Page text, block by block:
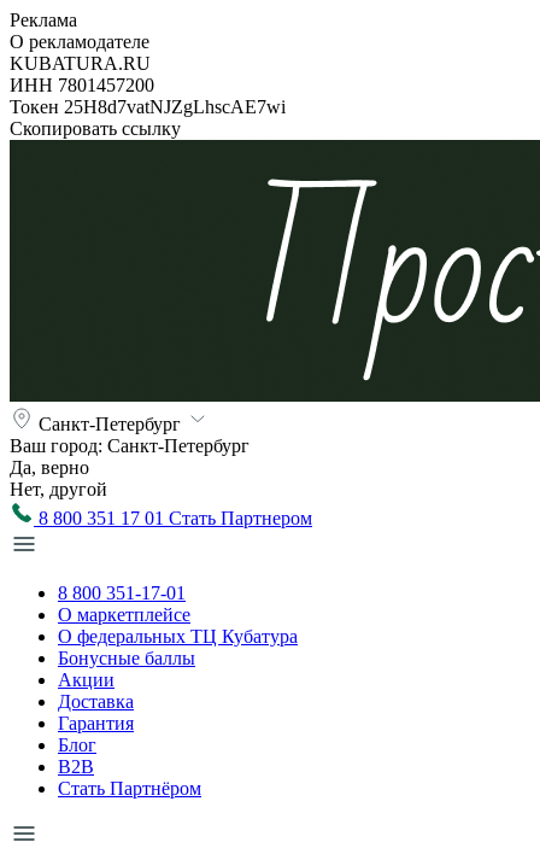
Реклама
О рекламодателе
KUBATURA.RU
ИНН 7801457200
Токен 25H8d7vatNJZgLhscAE7wi
Скопировать ссылку
Санкт-Петербург
Ваш город: Санкт-Петербург
Да, верно
Нет, другой
8 800 351 17 01 Стать Партнером
8 800 351-17-01
О маркетплейсе
О федеральных ТЦ Кубатура
Бонусные баллы
Акции
Доставка
Гарантия
Блог
B2B
Стать Партнёром